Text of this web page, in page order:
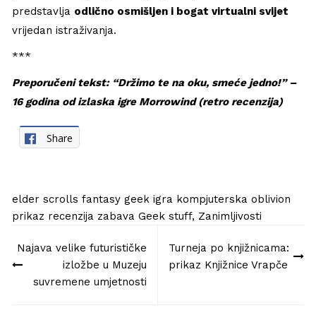
predstavlja odlično osmišljen i bogat virtualni svijet
vrijedan istraživanja.
***
Preporučeni tekst: “Držimo te na oku, smeće jedno!” –
16 godina od izlaska igre Morrowind (retro recenzija)
Share
elder scrolls fantasy geek igra kompjuterska oblivion
prikaz recenzija zabava Geek stuff, Zanimljivosti
objava
Najava velike futurističke
izložbe u Muzeju
suvremene umjetnosti
Turneja po knjižnicama:
prikaz Knjižnice Vrapče